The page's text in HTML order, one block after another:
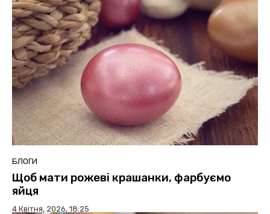
БЛОГИ
Щоб мати рожеві крашанки, фарбуємо
яйця
4 Квітня, 2026, 18:25